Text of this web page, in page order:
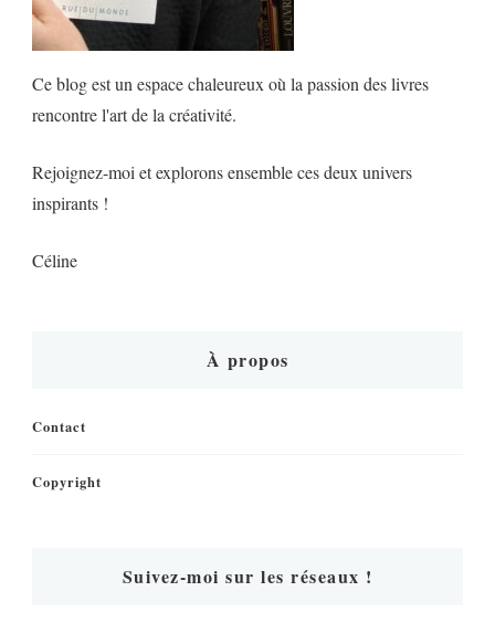
Ce blog est un espace chaleureux où la passion des livres
rencontre l'art de la créativité.
Rejoignez-moi et explorons ensemble ces deux univers
inspirants !
Céline
À propos
Contact
Copyright
Suivez-moi sur les réseaux !